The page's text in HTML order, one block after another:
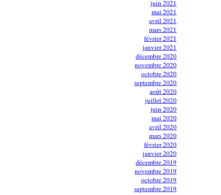
juin 2021
mai 2021
avril 2021
mars 2021
février 2021
janvier 2021
décembre 2020
novembre 2020
octobre 2020
septembre 2020
août 2020
juillet 2020
juin 2020
mai 2020
avril 2020
mars 2020
février 2020
janvier 2020
décembre 2019
novembre 2019
octobre 2019
septembre 2019